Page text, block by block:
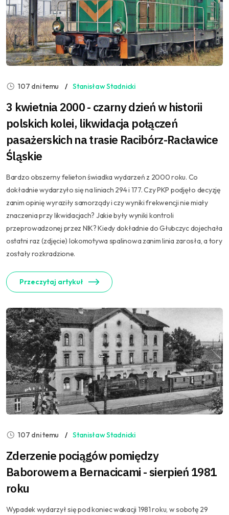
107 dni temu Stanisław Stadnicki
3 kwietnia 2000 - czarny dzień w historii
polskich kolei, likwidacja połączeń
pasażerskich na trasie Racibórz-Racławice
Śląskie
Bardzo obszerny felieton świadka wydarzeń z 2000 roku. Co
dokładnie wydarzyło się na liniach 294 i 177. Czy PKP podjęło decyzję
zanim opinię wyraziły samorządy i czy wyniki frekwencji nie miały
znaczenia przy likwidacjach? Jakie były wyniki kontroli
przeprowadzonej przez NIK? Kiedy dokładnie do Głubczyc dojechała
ostatni raz (zdjęcie) lokomotywa spalinowa zanim linia zarosła, a tory
zostały rozkradzione.
Przeczytaj artykuł
107 dni temu Stanisław Stadnicki
Zderzenie pociągów pomiędzy
Baborowem a Bernacicami - sierpień 1981
roku
Wypadek wydarzył się pod koniec wakacji 1981 roku, w sobotę 29